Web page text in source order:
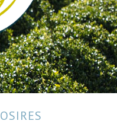
OSIRES